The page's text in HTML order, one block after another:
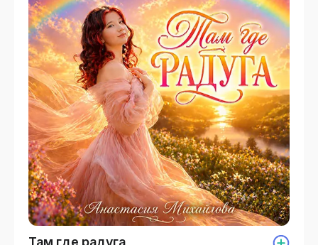
Там где радуга